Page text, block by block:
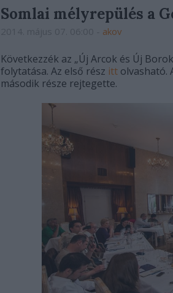
Somlai mélyrepülés a
akov
Következzék az „Új Arcok és Új
folytatása. Az első rész itt olvasható.
második része rejtegette.